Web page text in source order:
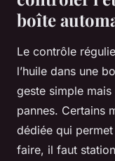
boîte
Le contrôle
l’huile dans une
geste simple
pannes. Certains
dédiée qui
faire, il faut